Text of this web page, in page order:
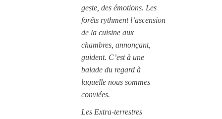
geste, des émotions. Les
forêts rythment l’ascension
de la cuisine aux
chambres, annonçant,
guident. C’est à une
balade du regard à
laquelle nous sommes
conviées.
Les Extra-terrestres